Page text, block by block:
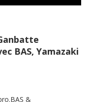
BAS, Yamazaki
&